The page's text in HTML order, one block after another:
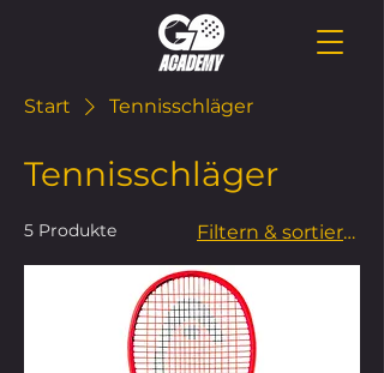
Start Tennisschläger
Tennisschläger
5 Produkte Filtern & sortieren